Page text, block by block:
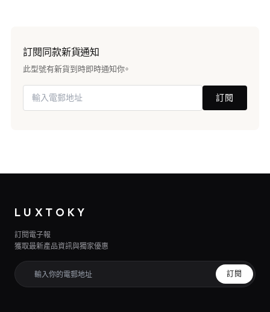
訂閱同款新貨通知
此型號有新貨到時即時通知你。
訂閱
LUXTOKY
訂閱電子報
獲取最新產品資訊與獨家優惠
訂閱